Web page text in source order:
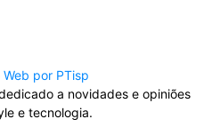
por PTisp
a novidades e opiniões
e tecnologia.